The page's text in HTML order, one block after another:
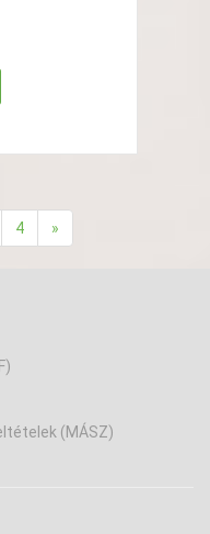
4 »
(MÁSZ)